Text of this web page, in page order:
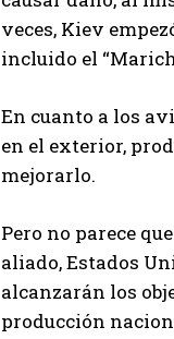
veces, Kiev
incluido el
En cuanto a los
en el exterior,
mejorarlo.
Pero no parece
aliado, Estados
alcanzarán los
producción